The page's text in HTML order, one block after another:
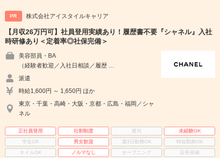
PR 株式会社アイスタイルキャリア
【月収26万円可】社員登用実績あり！履歴書不要『シャネル』入社
時研修あり＜定着率◎社保完備＞
美容部員・BA
（経験者歓迎／入社日相談／履歴 …
派遣
時給1,600円 ～ 1,650円 ほか
東京・千葉・高崎・大阪・京都・広島・福岡／シャ
ネル
正社員登用 社割制度 賞与
未経験OK
学生OK
男女歓迎 週3日勤務OK
時短勤務OK
ネイルOK
ノルマなし オープニング
店長候補